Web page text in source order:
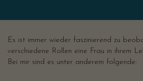
Es ist immer wieder faszinierend zu
verschiedene Rollen eine Frau in ihrem
Bei mir sind es unter anderem folgende: